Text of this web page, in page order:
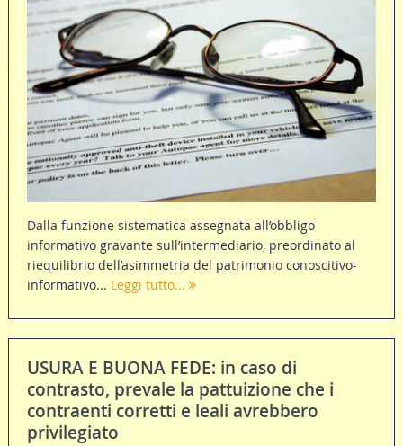
Dalla funzione sistematica assegnata all’obbligo
informativo gravante sull’intermediario, preordinato al
riequilibrio dell’asimmetria del patrimonio conoscitivo-
informativo... Leggi tutto...
USURA E BUONA FEDE: in caso di
contrasto, prevale la pattuizione che i
contraenti corretti e leali avrebbero
privilegiato